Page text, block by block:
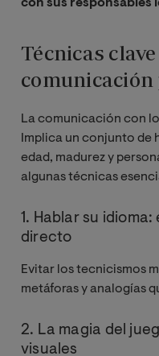
con sus responsables
Técnicas
La comunicación con
Implica un conjunto de
edad, madurez y
algunas técnicas
1. Hablar su
directo
Evitar los tecnicismos
metáforas y analogías
2. La magia del
visuales